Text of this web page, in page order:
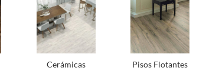
Cerámicas Pisos Flotantes